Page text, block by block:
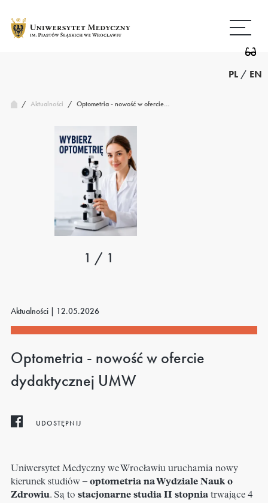
treści
strony
PL / EN
/ Aktualności / Optometria - nowość w ofercie…
1 / 1
Aktualności | 12.05.2026
Optometria - nowość w ofercie
dydaktycznej UMW
UDOSTĘPNIJ
Uniwersytet Medyczny we Wrocławiu uruchamia nowy
kierunek studiów – optometria na Wydziale Nauk o
Zdrowiu. Są to stacjonarne studia II stopnia trwające 4